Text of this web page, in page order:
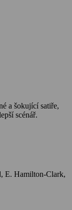
a šokující satiře,
scénář.